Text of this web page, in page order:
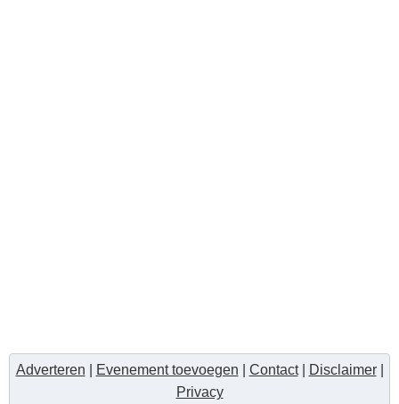
Adverteren Evenement toevoegen Contact| Disclaimer|
Privacy